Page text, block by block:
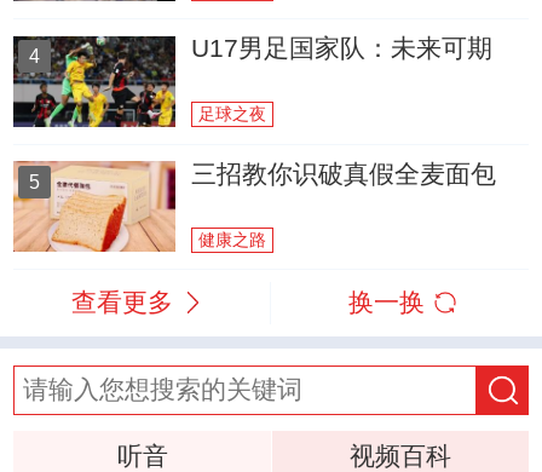
4 U17男足国家队：未来可期
足球之夜
5 三招教你识破真假全麦面包
健康之路
查看更多 换一换
听音 视频百科